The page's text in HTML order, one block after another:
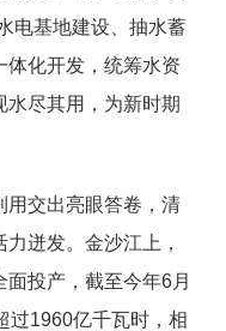
电基地建设、抽水蓄
体化开发，统筹水资
尽其用，为新时期
用交出亮眼答卷，清
迸发。金沙江上，
投产，截至今年6月
过1960亿千瓦时，相